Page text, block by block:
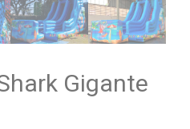
Gigante